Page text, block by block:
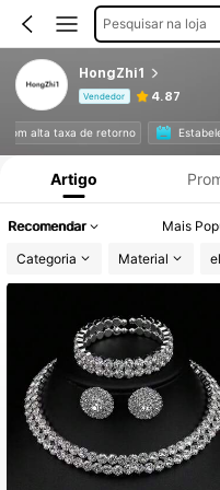
Pesquisar na loja
HongZhi1
Vendedor 4.87
alta taxa de retorno
Informações do Produto:
Artigo
Recomendar Mais
Categoria
Material